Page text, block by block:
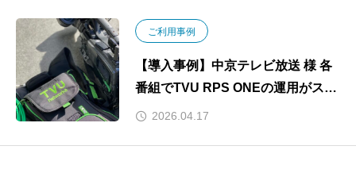
ご利用事例
【導入事例】中京テレビ放送 様 各
番組でTVU RPS ONEの運用がスタ
ート！
2026.04.17